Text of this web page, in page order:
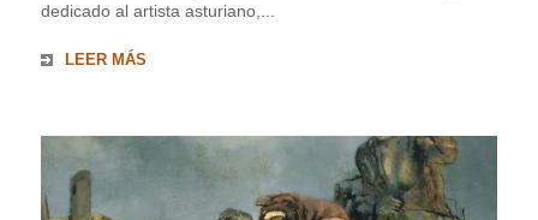
dedicado al artista asturiano,...
LEER MÁS